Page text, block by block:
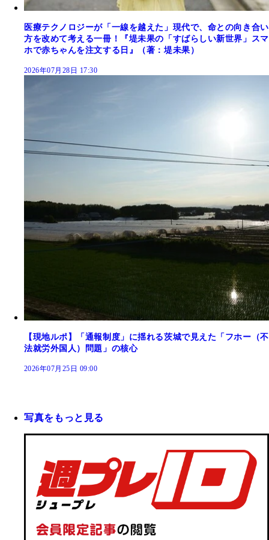
医療テクノロジーが「一線を越えた」現代で、命との向き合い
方を改めて考える一冊！『堤未果の「すばらしい新世界」スマ
ホで赤ちゃんを注文する日』（著：堤未果）
2026年07月28日 17:30
【現地ルポ】「通報制度」に揺れる茨城で見えた「フホー（不
法就労外国人）問題」の核心
2026年07月25日 09:00
写真をもっと見る